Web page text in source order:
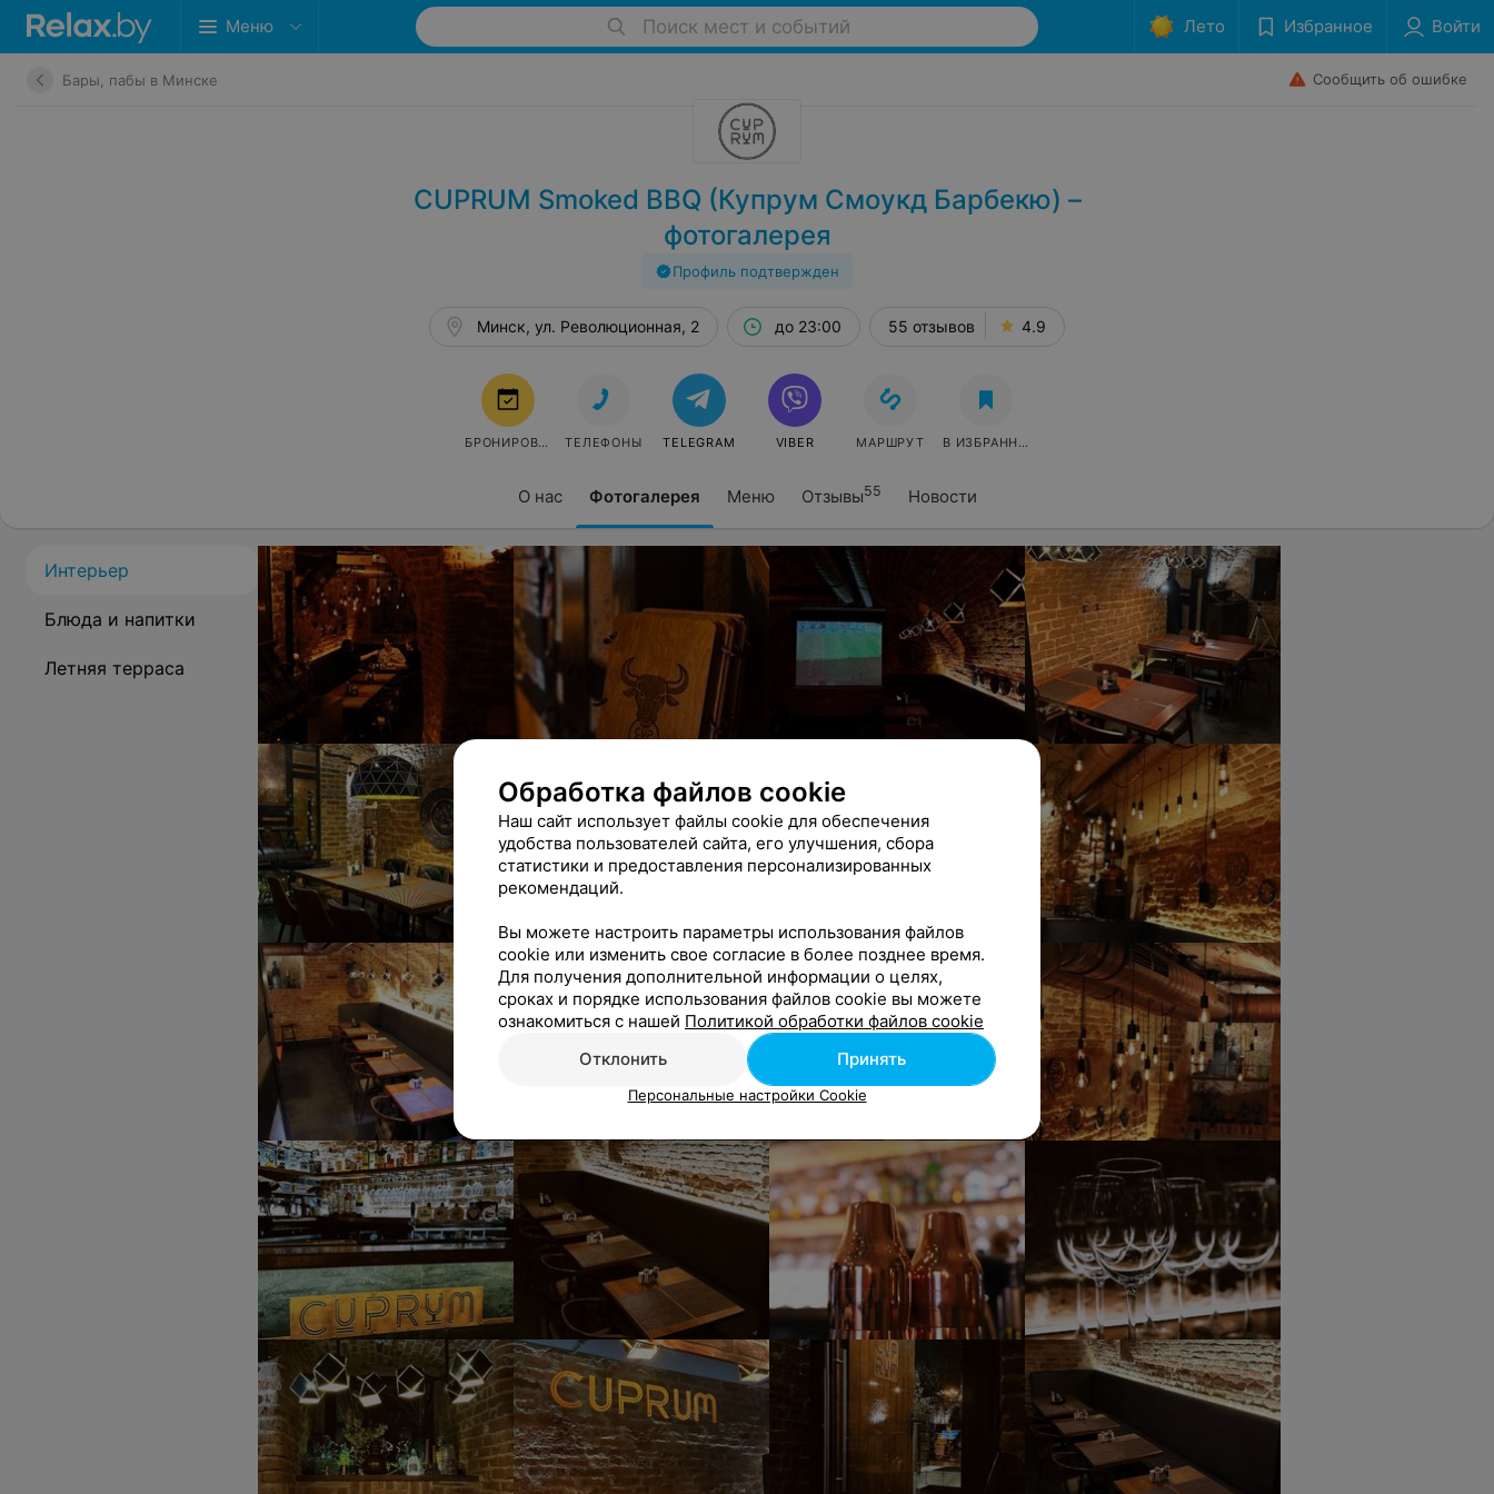
Меню Поиск мест и событий Лето Избранное Войти
Бары, пабы в Минске Сообщить об ошибке
CUPRUM Smoked BBQ (Купрум Смоукд Барбекю) –
фотогалерея
Профиль подтвержден
О нас Фотогалерея Меню Отзывы55 Новости
Минск, ул. Революционная, 2 до 23:00 55 отзывов 4.9
БРОНИРОВАТЬ ТЕЛЕФОНЫ TELEGRAM VIBER МАРШРУТ В ИЗБРАННОЕ
Интерьер
Блюда и напитки
Летняя терраса
Обработка файлов cookie
Наш сайт использует файлы cookie для обеспечения
удобства пользователей сайта, его улучшения, сбора
статистики и предоставления персонализированных
рекомендаций.
Вы можете настроить параметры использования файлов
cookie или изменить свое согласие в более позднее время.
Для получения дополнительной информации о целях,
сроках и порядке использования файлов cookie вы можете
ознакомиться с нашей Политикой обработки файлов cookie
Отклонить
Принять
Персональные настройки Cookie